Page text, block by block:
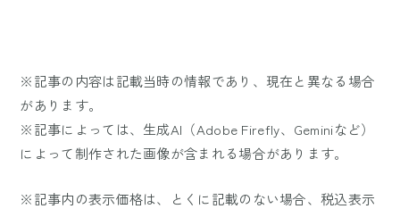
※記事の内容は記載当時の情報であり、現在と異なる場合
があります。
※記事によっては、生成AI（Adobe Firefly、Geminiなど）
によって制作された画像が含まれる場合があります。
※記事内の表示価格は、とくに記載のない場合、税込表示